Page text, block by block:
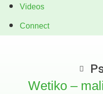
Videos
Connect
Wetiko –